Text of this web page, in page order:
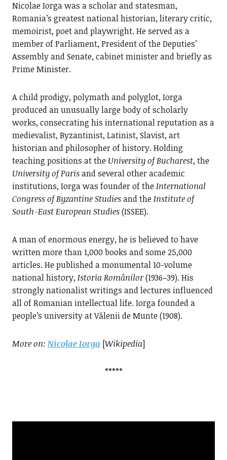
Nicolae Iorga was a scholar and statesman,
Romania’s greatest national historian, literary critic,
memoirist, poet and playwright. He served as a
member of Parliament, President of the Deputies’
Assembly and Senate, cabinet minister and briefly as
Prime Minister.
A child prodigy, polymath and polyglot, Iorga
produced an unusually large body of scholarly
works, consecrating his international reputation as a
medievalist, Byzantinist, Latinist, Slavist, art
historian and philosopher of history. Holding
teaching positions at the University of Bucharest, the
University of Parisand several other academic
institutions, Iorga was founder of theInternational
Congress of Byzantine Studiesand theInstitute of
South-East European Studies(ISSEE).
A man of enormous energy, he is believed to have
written more than 1,000 books and some 25,000
articles. He published a monumental 10-volume
national history, Istoria Românilor(1936–39). His
strongly nationalist writings and lectures influenced
all of Romanian intellectual life. Iorga founded a
people’s university at Vălenii de Munte (1908).
More on: Nicolae Iorga [Wikipedia]
*****